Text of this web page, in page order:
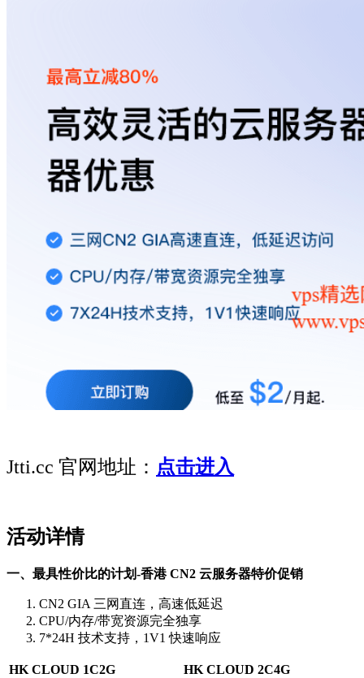
Jtti.cc 官网地址： 点击进入
活动详情
一、最具性价比的计划-香港 CN2 云服务器特价促销
CN2 GIA 三网直连，高速低延迟
CPU/内存/带宽资源完全独享
7*24H 技术支持，1V1 快速响应
HK CLOUD 1C2G HK CLOUD 2C4G